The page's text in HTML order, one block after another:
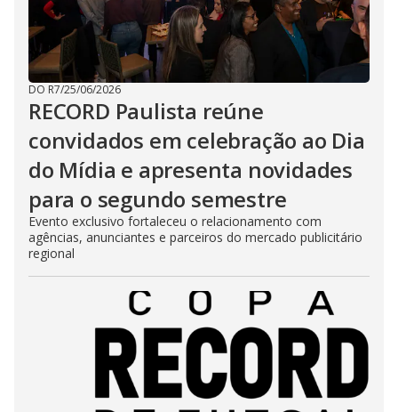
DO R7/25/06/2026
RECORD Paulista reúne
convidados em celebração ao Dia
do Mídia e apresenta novidades
para o segundo semestre
Evento exclusivo fortaleceu o relacionamento com
agências, anunciantes e parceiros do mercado publicitário
regional